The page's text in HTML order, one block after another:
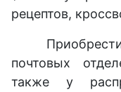
рецептов,
почтовых
также у